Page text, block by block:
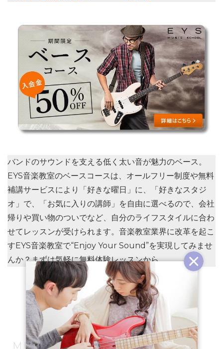
バンドのサウンドを支える低く太い音が魅力のベース。
EYS音楽教室のベースコースは、オールフリー制度や無料
補講サービスにより「 好きな曜日 」に、「 好きなスタジ
オ 」で、「 お気に入りの講師 」を自由に選べるので、会社
帰りや買い物のついでなど、自分のライフスタイルに合わ
せてレッスンが受けられます。音楽教室業界に改革を起こ
すEYS音楽教室で“Enjoy Your Sound”を実現してみませ
んか？まずは気軽に無料体験レッスンから。
この記事をシェアしよう！
T
w
i
a
c
H
t
L
i
n
c
MUSIC LESSON LAB